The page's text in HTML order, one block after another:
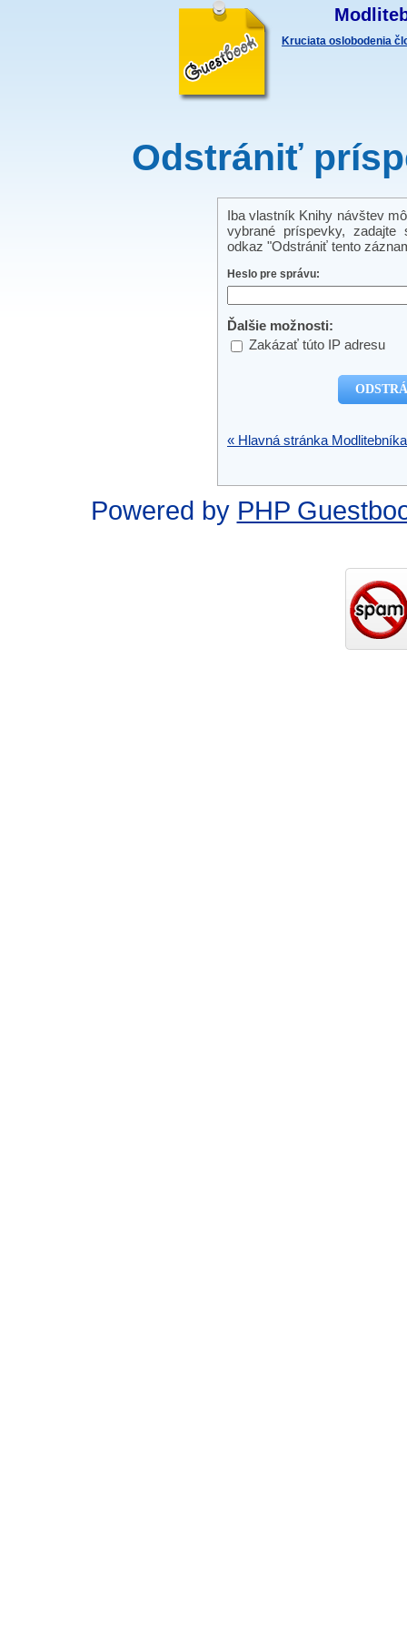
Kruciata oslobodenia
Odstrániť
Iba vlastník Knihy návštev
vybrané príspevky,
odkaz "Odstrániť tento
Heslo pre správu:
Ďalšie možnosti:
Zakázať túto IP adresu
« Hlavná stránka Modlitebníka
Powered by PHP